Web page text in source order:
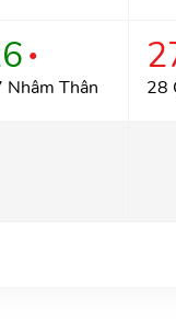
●
Nhâm Thân 28